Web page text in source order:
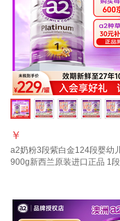
￥
a2奶粉3段紫白金124段婴幼
900g新西兰原装进口正品 1